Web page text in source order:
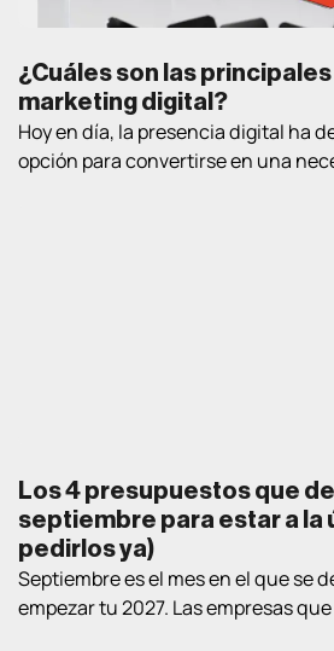
¿Cuáles son las
marketing digital?
Hoy en día, la presencia digital ha
opción para convertirse en una
buscando información,
opiniones y tomando decisiones
contexto, contar con estrategias
Los 4 presupuestos que
septiembre para estar a la
pedirlos ya)
Septiembre es el mes en el que se
empezar tu 2027. Las empresas